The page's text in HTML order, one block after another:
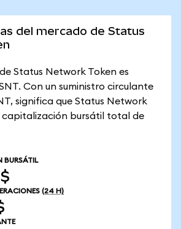
del mercado de Status
Status Network Token es
Con un suministro circulante
significa que Status Network
capitalización bursátil total de
BURSÁTIL
(24 H)